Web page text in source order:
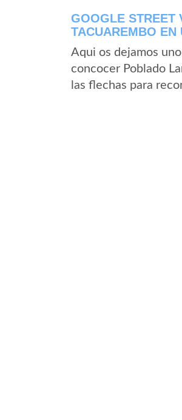
GOOGLE STREET
TACUAREMBO EN
Aqui os dejamos
concocer Poblado
las flechas para